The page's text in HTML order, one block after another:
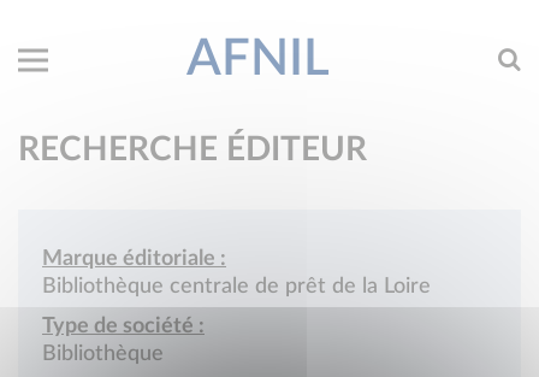
AFNIL
RECHERCHE ÉDITEUR
Marque éditoriale :
Bibliothèque centrale de prêt de la Loire
Type de société :
Bibliothèque